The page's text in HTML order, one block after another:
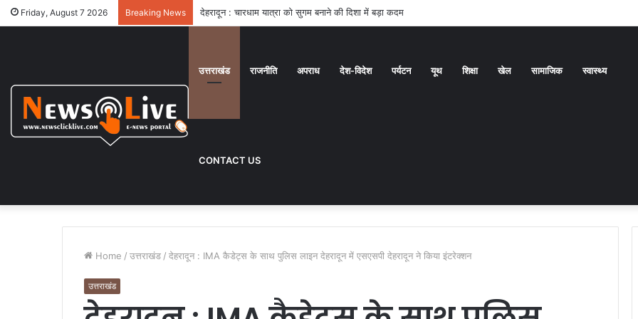
Friday, August 7 2026 Breaking News देहरादून : सुरक्षित और सुगमता तरीके से जारी है कांवड़ यात्रा
उत्तराखंड राजनीति अपराध देश-विदेश पर्यटन यूथ शिक्षा खेल सामाजिक स्वास्थ्य
CONTACT US
Home / उत्तराखंड / देहरादून : IMA कैडेट्स के साथ पुलिस लाइन देहरादून में एसएसपी देहरादून ने किया इंटरेक्शन
उत्तराखंड